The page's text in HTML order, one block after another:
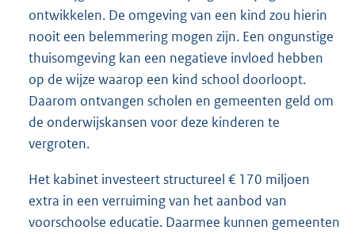
ontwikkelen. De omgeving van een kind zou hierin
nooit een belemmering mogen zijn. Een ongunstige
thuisomgeving kan een negatieve invloed hebben
op de wijze waarop een kind school doorloopt.
Daarom ontvangen scholen en gemeenten geld om
de onderwijskansen voor deze kinderen te
vergroten.
Het kabinet investeert structureel € 170 miljoen
extra in een verruiming van het aanbod van
voorschoolse educatie. Daarmee kunnen gemeenten